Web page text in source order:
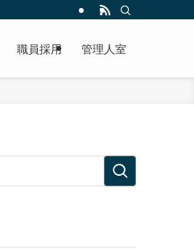
職員採用 管理人室